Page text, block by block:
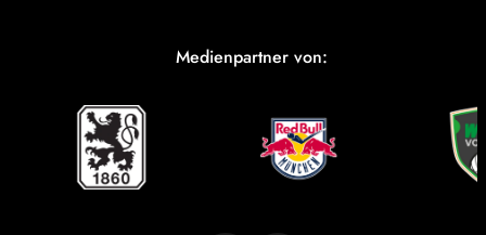
Medienpartner von: